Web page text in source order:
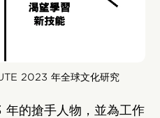
2023 年全球文化研究
的搶手人物，並為工作